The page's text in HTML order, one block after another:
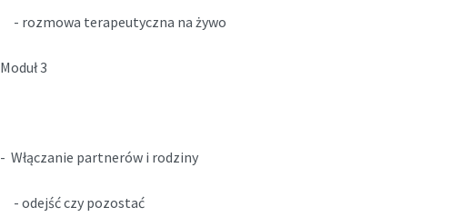
- rozmowa terapeutyczna na żywo
Moduł 3
- Włączanie partnerów i rodziny
- odejść czy pozostać